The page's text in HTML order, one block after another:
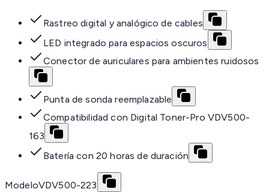
Rastreo digital y analógico de cables
LED integrado para espacios oscuros
Conector de auriculares para ambientes ruidosos
Punta de sonda reemplazable
Compatibilidad con Digital Toner-Pro VDV500-
163
Batería con 20 horas de duración
ModeloVDV500-223